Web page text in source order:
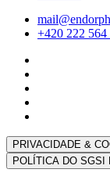
+420 222 564
PRIVACIDADE &
POLÍTICA DO SGSI